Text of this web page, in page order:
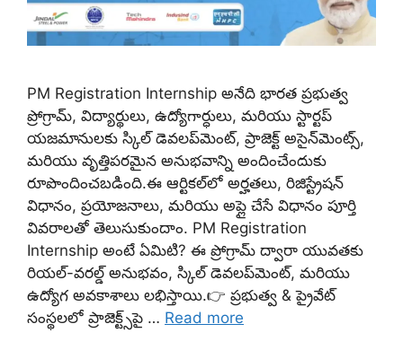
PM Registration Internship అనేది భారత ప్రభుత్వ
ప్రోగ్రామ్, విద్యార్థులు, ఉద్యోగార్ధులు, మరియు స్టార్టప్
యజమానులకు స్కిల్ డెవలప్‌మెంట్, ప్రాజెక్ట్ అసైన్‌మెంట్స్,
మరియు వృత్తిపరమైన అనుభవాన్ని అందించేందుకు
రూపొందించబడింది.ఈ ఆర్టికల్‌లో అర్హతలు, రిజిస్ట్రేషన్
విధానం, ప్రయోజనాలు, మరియు అప్లై చేసే విధానం పూర్తి
వివరాలతో తెలుసుకుందాం. PM Registration
Internship అంటే ఏమిటి? ఈ ప్రోగ్రామ్‌ ద్వారా యువతకు
రియల్-వరల్డ్ అనుభవం, స్కిల్ డెవలప్‌మెంట్, మరియు
ఉద్యోగ అవకాశాలు లభిస్తాయి.👉 ప్రభుత్వ & ప్రైవేట్
సంస్థలలో ప్రాజెక్ట్స్‌పై … Read more